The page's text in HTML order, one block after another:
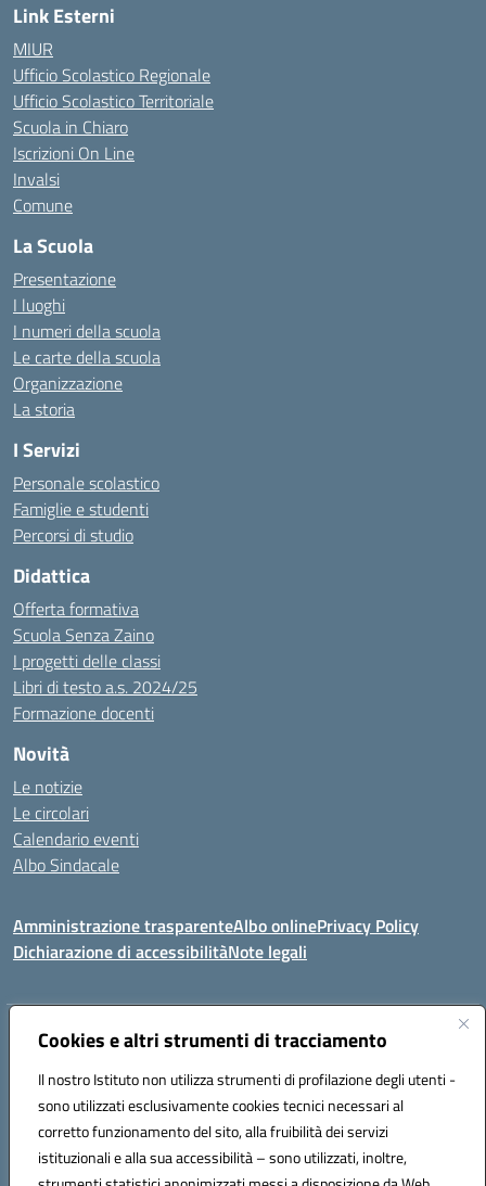
Cookies e altri strumenti di tracciamento
Il nostro Istituto non utilizza strumenti di profilazione degli utenti -
sono utilizzati esclusivamente cookies tecnici necessari al
corretto funzionamento del sito, alla fruibilità dei servizi
istituzionali e alla sua accessibilità – sono utilizzati, inoltre,
Link Esterni
MIUR
Ufficio Scolastico Regionale
Ufficio Scolastico Territoriale
Scuola in Chiaro
Iscrizioni On Line
Invalsi
Comune
La Scuola
Presentazione
I luoghi
I numeri della scuola
Le carte della scuola
Organizzazione
La storia
I Servizi
Personale scolastico
Famiglie e studenti
Percorsi di studio
Didattica
Offerta formativa
Scuola Senza Zaino
I progetti delle classi
Libri di testo a.s. 2024/25
Formazione docenti
Novità
Le notizie
Le circolari
Calendario eventi
Albo Sindacale
Amministrazione trasparenteAlbo onlinePrivacy Policy
Dichiarazione di accessibilitàNote legali
Indirizzo:Via Felice Cavallotti, 15 -84020 - Oliveto Citra
Posta elettronica certificata (PEC):saic81300d@pec.istruzione.it
Codice fiscale: 82005110653
Codice meccanografico: SAIC81300D